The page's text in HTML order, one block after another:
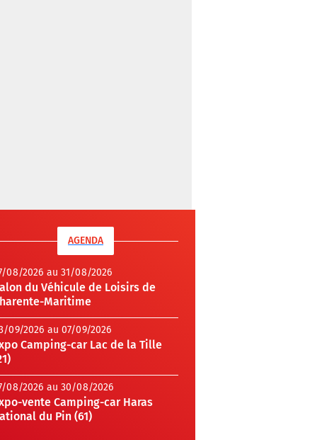
AGENDA
08/2026 au 31/08/2026
du Véhicule de Loisirs de
Maritime
09/2026 au 07/09/2026
Camping-car Lac de la Tille
08/2026 au 30/08/2026
vente Camping-car Haras
du Pin (61)